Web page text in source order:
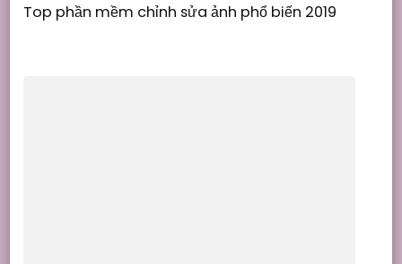
Top phần mềm chỉnh sửa ảnh phổ biến 2019